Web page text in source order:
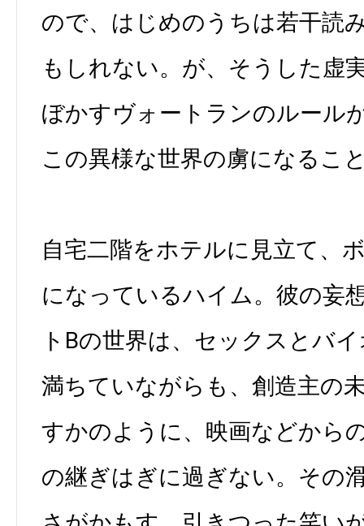
ので、はじめのうちは若干読
もしれない。が、そうした虚
ぼかすヴォートランのルール
この異様な世界の虜になるこ
自宅二階をホテルに見立て、
になっているハイム。彼の妄
トBの世界は、セックスとバ
満ちていながらも、創造主の
すかのように、映画などから
の継ぎはぎに過ぎない。その